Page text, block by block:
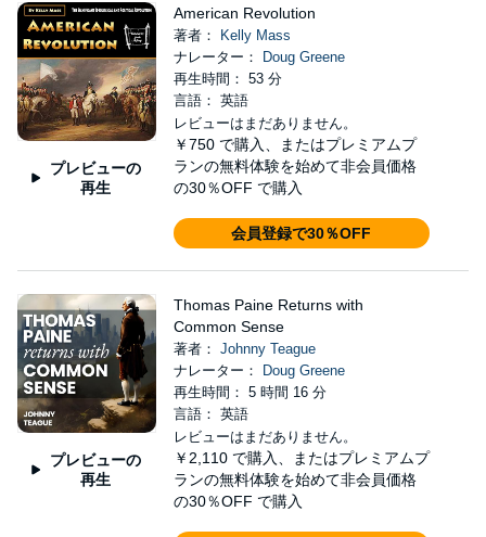
プレビューの
再生
American Revolution
著者：
Kelly Mass
ナレーター：
Doug Greene
再生時間： 53 分
言語： 英語
レビューはまだありません。
￥750 で購入、またはプレミアムプ
ランの無料体験を始めて非会員価格
の30％OFF で購入
会員登録で30％OFF
プレビューの
再生
Thomas Paine Returns with
Common Sense
著者： Johnny Teague
ナレーター：
Doug Greene
再生時間： 5 時間 16 分
言語： 英語
レビューはまだありません。
￥2,110 で購入、またはプレミアムプ
ランの無料体験を始めて非会員価格
の30％OFF で購入